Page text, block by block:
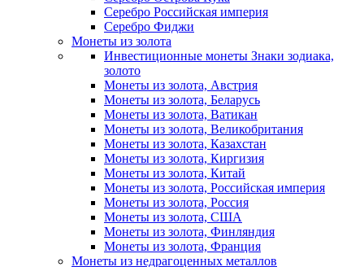
Серебро Российская империя
Серебро Фиджи
Монеты из золота
Инвестиционные монеты Знаки зодиака,
золото
Монеты из золота, Австрия
Монеты из золота, Беларусь
Монеты из золота, Ватикан
Монеты из золота, Великобритания
Монеты из золота, Казахстан
Монеты из золота, Киргизия
Монеты из золота, Китай
Монеты из золота, Российская империя
Монеты из золота, Россия
Монеты из золота, США
Монеты из золота, Финляндия
Монеты из золота, Франция
Монеты из недрагоценных металлов